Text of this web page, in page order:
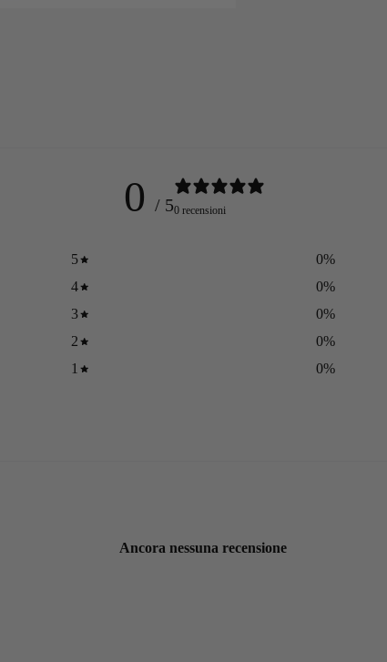
0 / 50 recensioni
5 0%
4
0%
3
0%
2
0%
1
0%
Ancora nessuna recensione